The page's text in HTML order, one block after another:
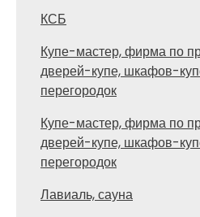
КСБ
Купе-мастер, фирма по
дверей-купе, шкафов-
перегородок
Купе-мастер, фирма по
дверей-купе, шкафов-
перегородок
Лавиаль, сауна